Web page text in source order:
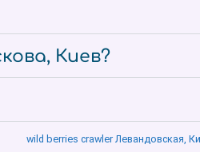
Киев?
wild berries crawler Левандовская,